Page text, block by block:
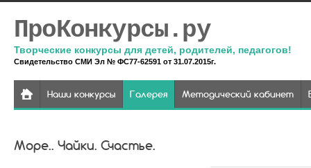
ПроКонкурсы.ру
Творческие конкурсы для детей, родителей, педагогов!
Свидетельство СМИ Эл № ФС77-62591 от 31.07.2015г.
Наши конкурсы Галерея Методический кабинет
Море.. Чайки. Счастье.